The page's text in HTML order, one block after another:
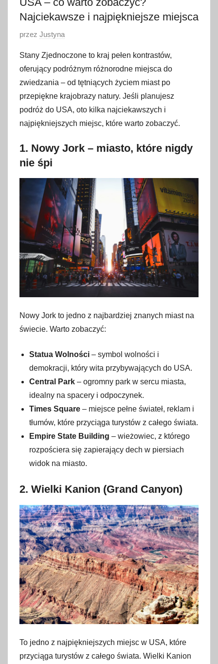
Najciekawsze i najpiękniejsze miejsca
O
u
b
l
i
k
o
a
n
r
n
2
0
2
przez Justyna
Stany Zjednoczone to kraj pełen kontrastów,
oferujący podróżnym różnorodne miejsca do
zwiedzania – od tętniących życiem miast po
przepiękne krajobrazy natury. Jeśli planujesz
podróż do USA, oto kilka najciekawszych i
najpiękniejszych miejsc, które warto zobaczyć.
1. Nowy Jork – miasto, które nigdy
nie śpi
Nowy Jork to jedno z najbardziej znanych miast na
świecie. Warto zobaczyć:
Statua Wolności – symbol wolności i
demokracji, który wita przybywających do USA.
Central Park – ogromny park w sercu miasta,
idealny na spacery i odpoczynek.
Times Square – miejsce pełne świateł, reklam i
tłumów, które przyciąga turystów z całego świata.
Empire State Building – wieżowiec, z którego
rozpościera się zapierający dech w piersiach
widok na miasto.
2. Wielki Kanion (Grand Canyon)
To jedno z najpiękniejszych miejsc w USA, które
przyciąga turystów z całego świata. Wielki Kanion